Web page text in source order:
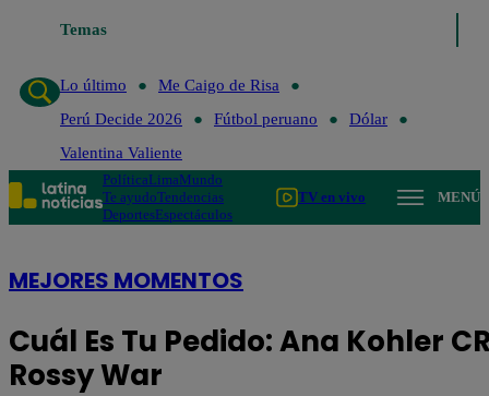
Temas
Lo último
Lo último
Me Caigo de Risa
Perú Decide 2026
Fútbol peruano
Dólar
Valentina Valiente
PolíticaLimaMundo
Te ayudoTendencias
DeportesEspectáculos
TV en vivo MENÚ
MEJORES MOMENTOS
Cuál Es Tu Pedido: Ana Kohler
Rossy War